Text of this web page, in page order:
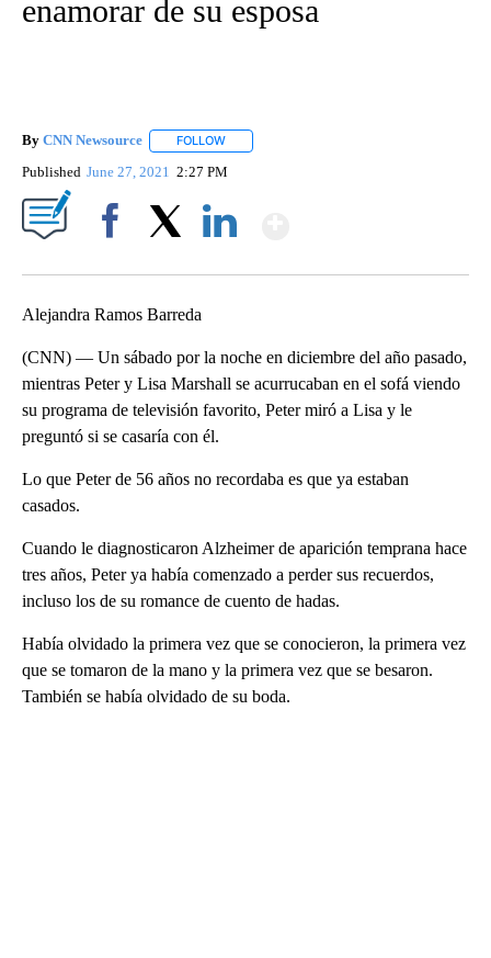
enamorar de su esposa
By CNN Newsource FOLLOW
Published June 27, 2021 2:27 PM
Alejandra Ramos Barreda
(CNN) — Un sábado por la noche en diciembre del año pasado,
mientras Peter y Lisa Marshall se acurrucaban en el sofá viendo
su programa de televisión favorito, Peter miró a Lisa y le
preguntó si se casaría con él.
Lo que Peter de 56 años no recordaba es que ya estaban
casados.
Cuando le diagnosticaron Alzheimer de aparición temprana hace
tres años, Peter ya había comenzado a perder sus recuerdos,
incluso los de su romance de cuento de hadas.
Había olvidado la primera vez que se conocieron, la primera vez
que se tomaron de la mano y la primera vez que se besaron.
También se había olvidado de su boda.